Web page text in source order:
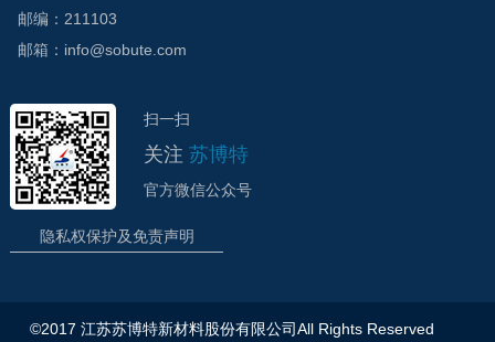
邮编：211103
邮箱：info@sobute.com
扫一扫
关注 苏博特
官方微信公众号
隐私权保护及免责声明
©2017 江苏苏博特新材料股份有限公司All Rights Reserved